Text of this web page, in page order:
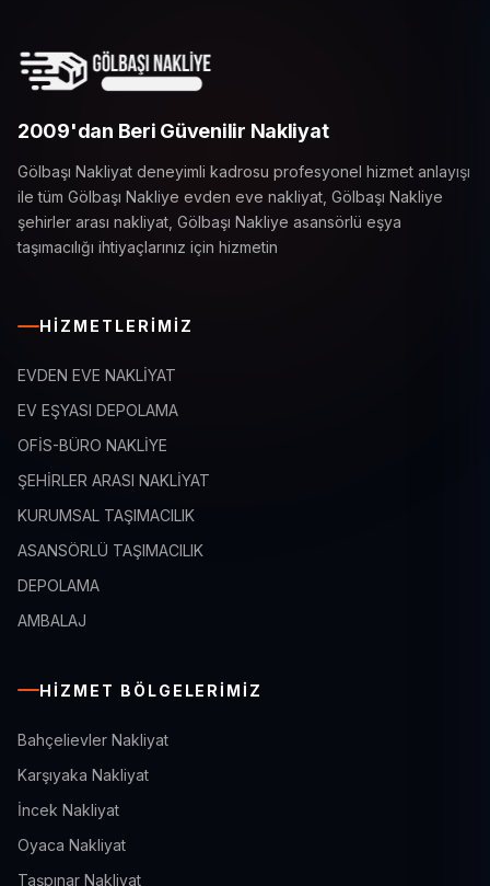
2009'dan Beri Güvenilir Nakliyat
Gölbaşı Nakliyat deneyimli kadrosu profesyonel hizmet anlayışı
ile tüm Gölbaşı Nakliye evden eve nakliyat, Gölbaşı Nakliye
şehirler arası nakliyat, Gölbaşı Nakliye asansörlü eşya
taşımacılığı ihtiyaçlarınız için hizmetin
HIZMETLERIMIZ
EVDEN EVE NAKLİYAT
EV EŞYASI DEPOLAMA
OFİS-BÜRO NAKLİYE
ŞEHİRLER ARASI NAKLİYAT
KURUMSAL TAŞIMACILIK
ASANSÖRLÜ TAŞIMACILIK
DEPOLAMA
AMBALAJ
HIZMET BÖLGELERIMIZ
Bahçelievler Nakliyat
Karşıyaka Nakliyat
İncek Nakliyat
Oyaca Nakliyat
Taşpınar Nakliyat